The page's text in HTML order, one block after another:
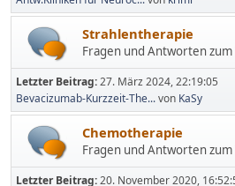
Strahlentherapie
Fragen und Antworten
Letzter Beitrag:27. März 2024, 22:19:05
Bevacizumab-Kurzzeit-The...von KaSy
Chemotherapie
Fragen und Antworten
Letzter Beitrag:20. November 2020,